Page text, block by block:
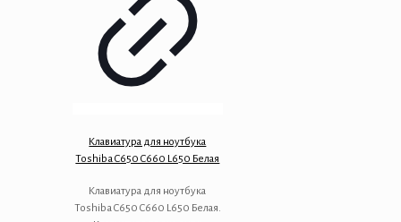
Клавиатура для ноутбука
Toshiba C650 C660 L650 Белая
Клавиатура для ноутбука
Toshiba C650 C660 L650 Белая.